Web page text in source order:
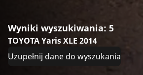
Wyniki wyszukiwania: 5
TOYOTA Yaris XLE 2014
Uzupełnij dane do wyszukania